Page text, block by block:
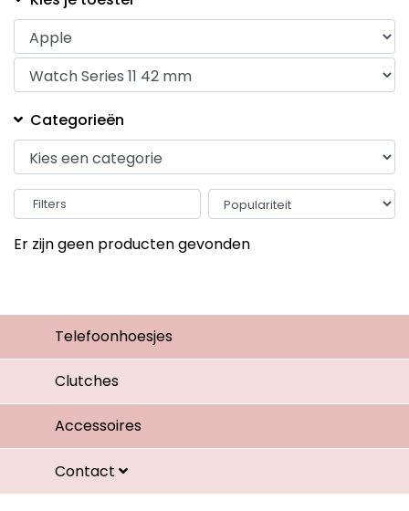
Categorieën
Filters
Er zijn geen producten gevonden
Telefoonhoesjes
Clutches
Accessoires
Contact